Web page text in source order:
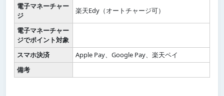
電子マネーチャー
ジ
楽天Edy（オートチャージ可）
電子マネーチャー
ジでポイント対象
スマホ決済
Apple Pay、Google Pay、楽天ペイ
備考